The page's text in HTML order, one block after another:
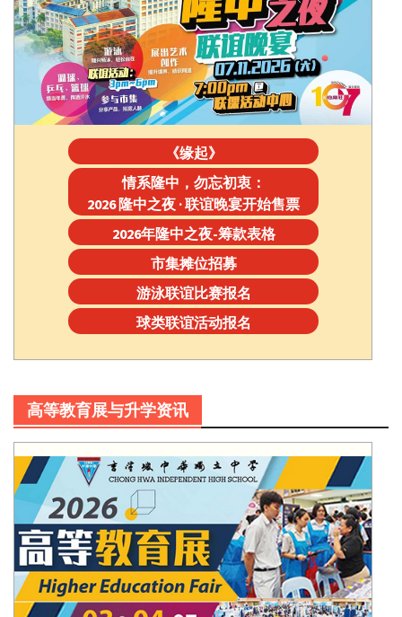
《缘起》
情系隆中，勿忘初衷：
2026 隆中之夜 · 联谊晚宴开始售票
2026年隆中之夜-筹款表格
市集摊位招募
游泳联谊比赛报名
球类联谊活动报名
高等教育展与升学资讯